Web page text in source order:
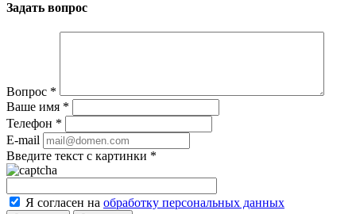
Задать вопрос
Вопрос *
Ваше имя *
Телефон *
E-mail
Введите текст с картинки *
Я согласен на обработку персональных данных